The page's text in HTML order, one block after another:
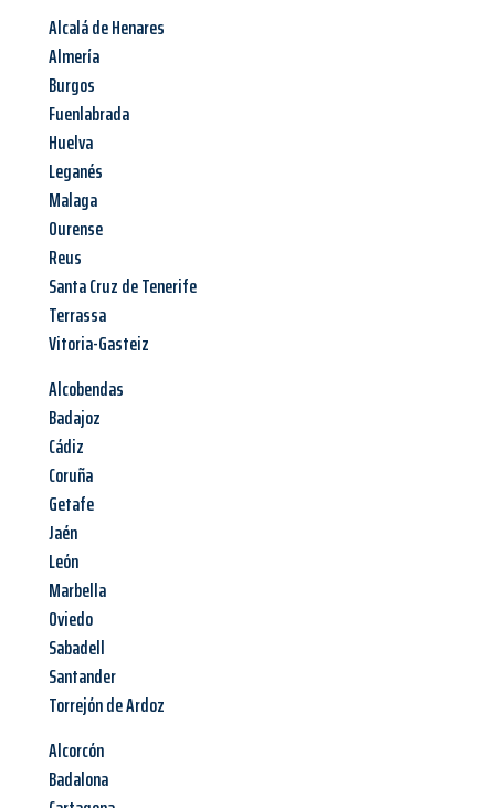
Alcalá de Henares
Almería
Burgos
Fuenlabrada
Huelva
Leganés
Malaga
Ourense
Reus
Santa Cruz de Tenerife
Terrassa
Vitoria-Gasteiz
Alcobendas
Badajoz
Cádiz
Coruña
Getafe
Jaén
León
Marbella
Oviedo
Sabadell
Santander
Torrejón de Ardoz
Alcorcón
Badalona